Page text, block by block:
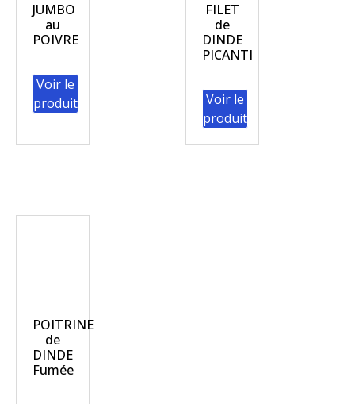
JUMBO
au
POIVRE
Voir le
produit
FILET
de
DINDE
PICANTI
Voir le
produit
POITRINE
de
DINDE
Fumée